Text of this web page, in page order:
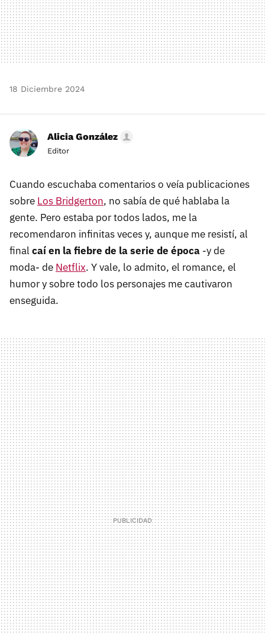
18 Diciembre 2024
Alicia González
Editor
Cuando escuchaba comentarios o veía publicaciones
sobre Los Bridgerton, no sabía de qué hablaba la
gente. Pero estaba por todos lados, me la
recomendaron infinitas veces y, aunque me resistí, al
final caí en la fiebre de la serie de época -y de
moda- de Netflix. Y vale, lo admito, el romance, el
humor y sobre todo los personajes me cautivaron
enseguida.